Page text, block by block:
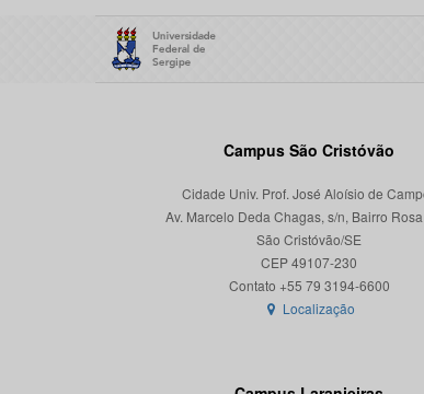
Campus São Cristóvão
Cidade Univ. Prof. José Aloísio de
Av. Marcelo Deda Chagas, s/n, Bairro
São Cristóvão/SE
CEP 49107-230
Localização